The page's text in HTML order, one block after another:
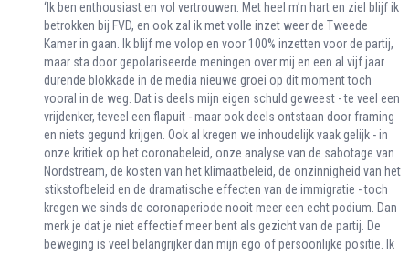
‘Ik ben enthousiast en vol vertrouwen. Met heel m’n hart en ziel blijf ik
betrokken bij FVD, en ook zal ik met volle inzet weer de Tweede
Kamer in gaan. Ik blijf me volop en voor 100% inzetten voor de partij,
maar sta door gepolariseerde meningen over mij en een al vijf jaar
durende blokkade in de media nieuwe groei op dit moment toch
vooral in de weg. Dat is deels mijn eigen schuld geweest - te veel een
vrijdenker, teveel een flapuit - maar ook deels ontstaan door framing
en niets gegund krijgen. Ook al kregen we inhoudelijk vaak gelijk - in
onze kritiek op het coronabeleid, onze analyse van de sabotage van
Nordstream, de kosten van het klimaatbeleid, de onzinnigheid van het
stikstofbeleid en de dramatische effecten van de immigratie - toch
kregen we sinds de coronaperiode nooit meer een echt podium. Dan
merk je dat je niet effectief meer bent als gezicht van de partij. De
beweging is veel belangrijker dan mijn ego of persoonlijke positie. Ik